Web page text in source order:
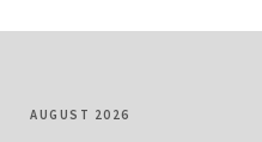
AUGUST 2026